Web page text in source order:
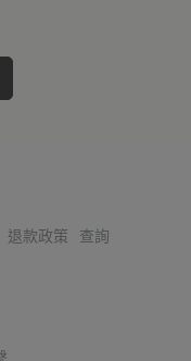
退款政策 查詢